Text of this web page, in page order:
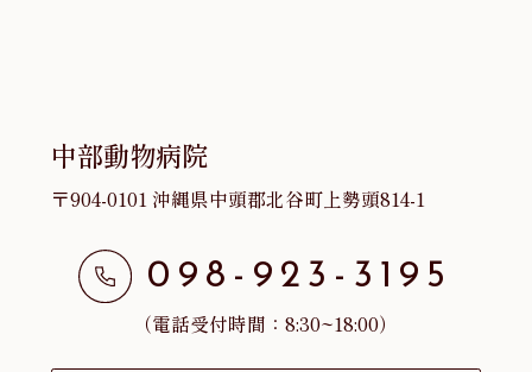
中部動物病院
〒904-0101 沖縄県中頭郡北谷町上勢頭814-1
098-923-3195
（電話受付時間：8:30~18:00）